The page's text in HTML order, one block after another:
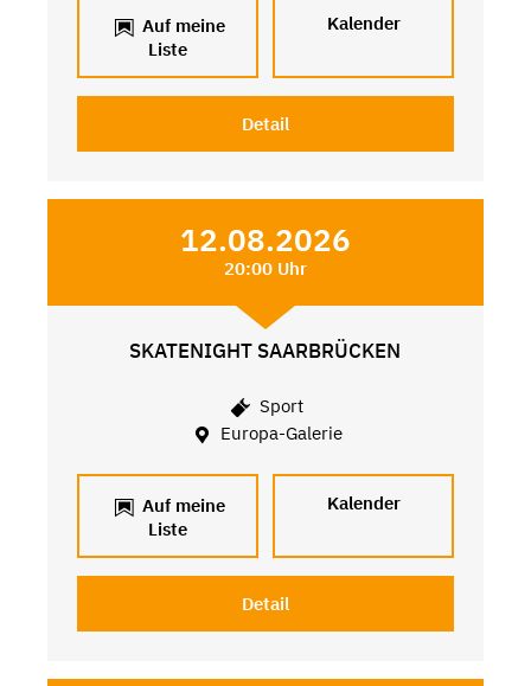
Auf meine
Liste
Kalender
Detail
12.08.2026
20:00 Uhr
SKATENIGHT SAARBRÜCKEN
Sport
Europa-Galerie
Auf meine
Liste
Kalender
Detail